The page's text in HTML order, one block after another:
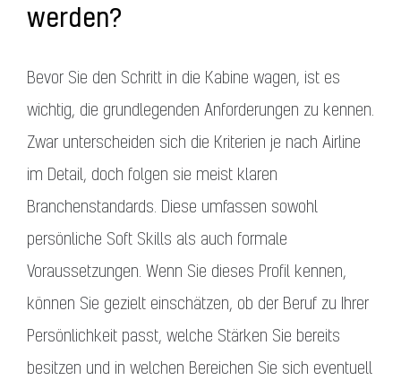
werden?
Bevor Sie den Schritt in die Kabine wagen, ist es
wichtig, die grundlegenden Anforderungen zu kennen.
Zwar unterscheiden sich die Kriterien je nach Airline
im Detail, doch folgen sie meist klaren
Branchenstandards. Diese umfassen sowohl
persönliche Soft Skills als auch formale
Voraussetzungen. Wenn Sie dieses Profil kennen,
können Sie gezielt einschätzen, ob der Beruf zu Ihrer
Persönlichkeit passt, welche Stärken Sie bereits
besitzen und in welchen Bereichen Sie sich eventuell